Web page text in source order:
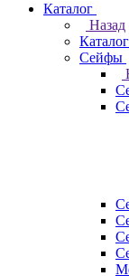
Каталог
Назад
Каталог
Cейфы